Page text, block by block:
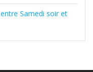
Samedi soir et